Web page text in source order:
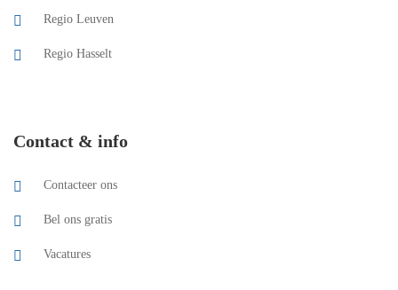
Regio Leuven
Regio Hasselt
Contact & info
Contacteer ons
Bel ons gratis
Vacatures